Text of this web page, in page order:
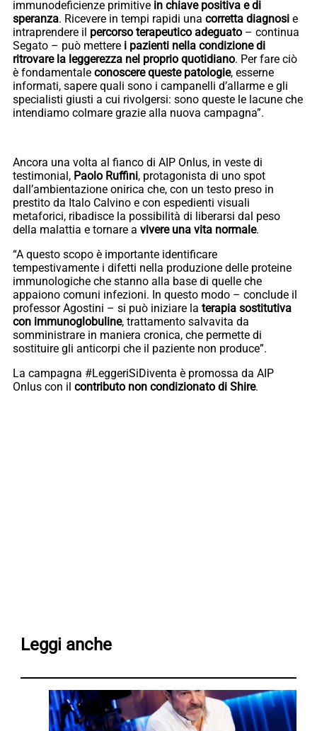
immunodeficienze primitive in chiave positiva e di
speranza. Ricevere in tempi rapidi una corretta diagnosi e
intraprendere il percorso terapeutico adeguato – continua
Segato – può mettere i pazienti nella condizione di
ritrovare la leggerezza nel proprio quotidiano. Per fare ciò
è fondamentale conoscere queste patologie, esserne
informati, sapere quali sono i campanelli d’allarme e gli
specialisti giusti a cui rivolgersi: sono queste le lacune che
intendiamo colmare grazie alla nuova campagna”.
Ancora una volta al fianco di AIP Onlus, in veste di
testimonial, Paolo Ruffini, protagonista di uno spot
dall’ambientazione onirica che, con un testo preso in
prestito da Italo Calvino e con espedienti visuali
metaforici, ribadisce la possibilità di liberarsi dal peso
della malattia e tornare a vivere una vita normale.
“A questo scopo è importante identificare
tempestivamente i difetti nella produzione delle proteine
immunologiche che stanno alla base di quelle che
appaiono comuni infezioni. In questo modo – conclude il
professor Agostini – si può iniziare la terapia sostitutiva
con immunoglobuline, trattamento salvavita da
somministrare in maniera cronica, che permette di
sostituire gli anticorpi che il paziente non produce”.
La campagna #LeggeriSiDiventa è promossa da AIP
Onlus con il contributo non condizionato di Shire.
Leggi anche